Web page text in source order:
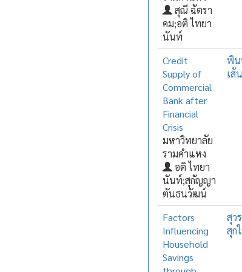
สุณี ฉัตรา
คม;อติ ไทยา
นันท์
Credit
Supply of
Commercial
Bank after
Financial
Crisis
มหาวิทยาลัย
รามคำแหง
อติ ไทยา
นันท์;สุกัญญา
ตันธนวัฒน์
พิน
เส้
Factors
Influencing
Household
Savings
สุว
สุก